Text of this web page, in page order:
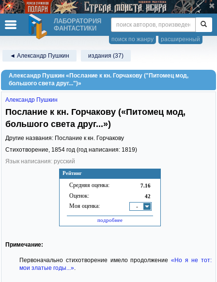
ЛАБОРАТОРИЯ
ФАНТАСТИКИ
расширенный
поиск по жанру
◄ Александр Пушкин издания (37)
Александр Пушкин «Послание к кн. Горчакову ("Питомец мод,
большого света друг...")»
Рейтинг
Средняя оценка: 7.16
Оценок: 42
Моя оценка: -
подробнее
Александр Пушкин
Послание к кн. Горчакову («Питомец мод,
большого света друг...»)
Другие названия: Послание к кн. Горчакову
Стихотворение, 1854 год (год написания: 1819)
Язык написания: русский
Примечание:
Первоначально стихотворение имело продолжение«Но я не тот:
мои златые годы...».